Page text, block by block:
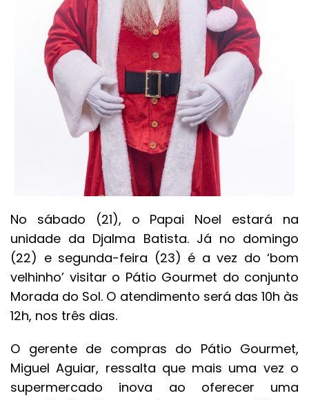
No sábado (21), o Papai Noel estará na
unidade da Djalma Batista. Já no domingo
(22) e segunda-feira (23) é a vez do ‘bom
velhinho’ visitar o Pátio Gourmet do conjunto
Morada do Sol. O atendimento será das 10h às
12h, nos três dias.
O gerente de compras do Pátio Gourmet,
Miguel Aguiar, ressalta que mais uma vez o
supermercado inova ao oferecer uma